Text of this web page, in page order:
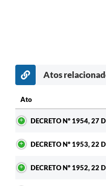
Atos
Ato
DECRETO Nº 1954, 27
DECRETO Nº 1953, 22
DECRETO Nº 1952, 22